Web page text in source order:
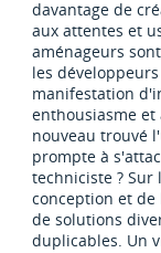
davantage de
aux attentes et
aménageurs
les
manifestation
enthousiasme et
nouveau trouvé
prompte à
techniciste ?
conception et
de solutions
duplicables. Un